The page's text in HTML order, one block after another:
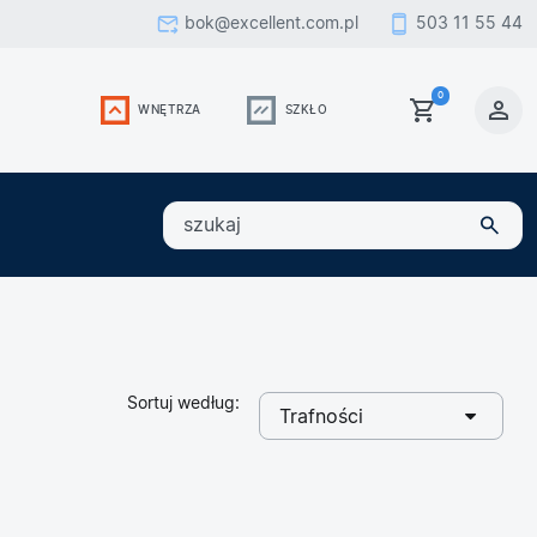
bok@excellent.com.pl 503 11 55 44
WNĘTRZA SZKŁO
0
szukaj
Sortuj według:
wybrano
Trafności